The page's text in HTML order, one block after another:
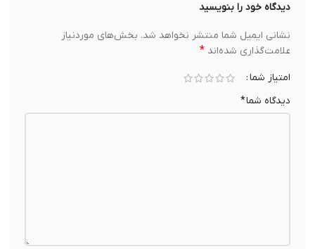
دیدگاه خود را بنویسید
نشانی ایمیل شما منتشر نخواهد شد. بخش‌های موردنیاز
علامت‌گذاری شده‌اند*
امتیاز شما
دیدگاه شما*